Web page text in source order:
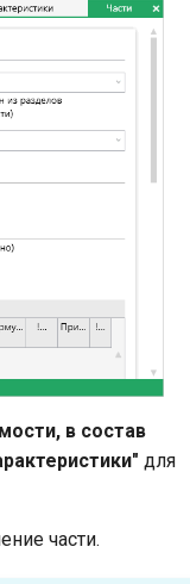
в состав
для
части.